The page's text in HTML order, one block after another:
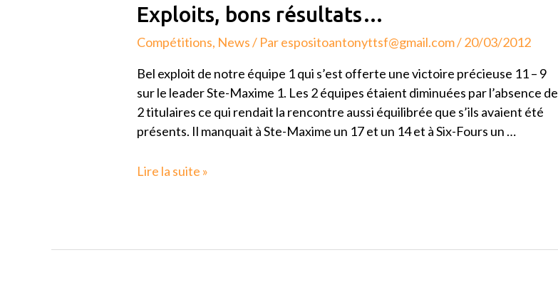
Exploits, bons résultats…
Compétitions, News/ Parespositoantonyttsf@gmail.com/20/03/2012
Bel exploit de notre équipe 1 qui s’est offerte une victoire précieuse 11 – 9
sur le leader Ste-Maxime 1. Les 2 équipes étaient diminuées par l’absence de
2 titulaires ce qui rendait la rencontre aussi équilibrée que s’ils avaient été
présents. Il manquait à Ste-Maxime un 17 et un 14 et à Six-Fours un …
Exploits,
bons
résultats…
Lire la suite »